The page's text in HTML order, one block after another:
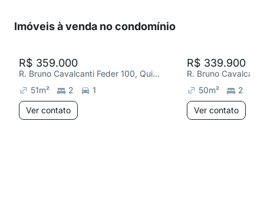
Imóveis à venda no condomínio
R$ 359.000
R. Bruno Cavalcanti Feder 100, Quinta da Paineira
51m² 2
1
Ver contato
R$ 339.900
50m² 2
Ver contato